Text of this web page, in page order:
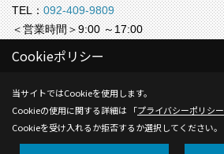
TEL：092-409-9809
＜営業時間＞9:00 ～17:00
＜定休日＞水曜
Copyright (c) Life-labo. All Rights Reserved.
Produced byゴデスクリエイト
Cookieポリシー
当サイトではCookieを使用します。
Cookieの使用に関する詳細は 「プライバシーポリシー
Cookieを受け入れるか拒否するか選択してください。